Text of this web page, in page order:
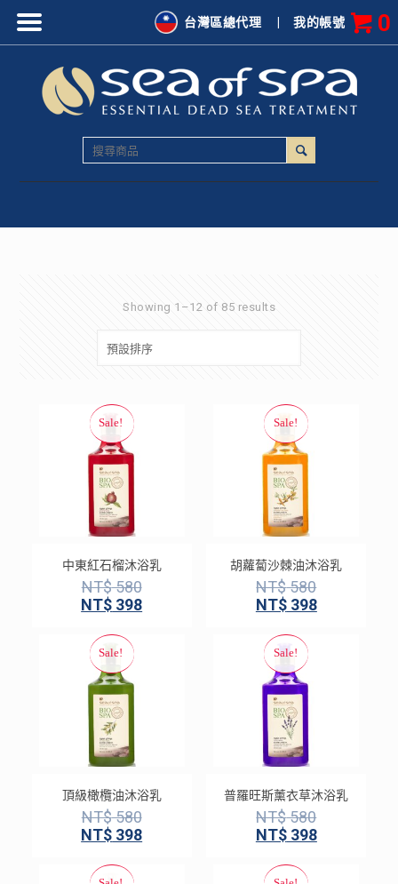
Showing 1–12 of 85 results
中東紅石榴沐浴乳
NT$580
NT$ 398
胡蘿蔔沙棘油沐浴乳
NT$580
NT$398
頂級橄欖油沐浴乳
NT$580
NT$ 398
普羅旺斯薰衣草沐浴乳
NT$580
NT$398
|我的帳號 0
台灣區總代理